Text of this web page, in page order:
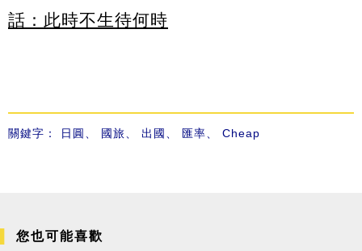
話：此時不生待何時
關鍵字： 日圓 國旅 出國 匯率 Cheap
您也可能喜歡